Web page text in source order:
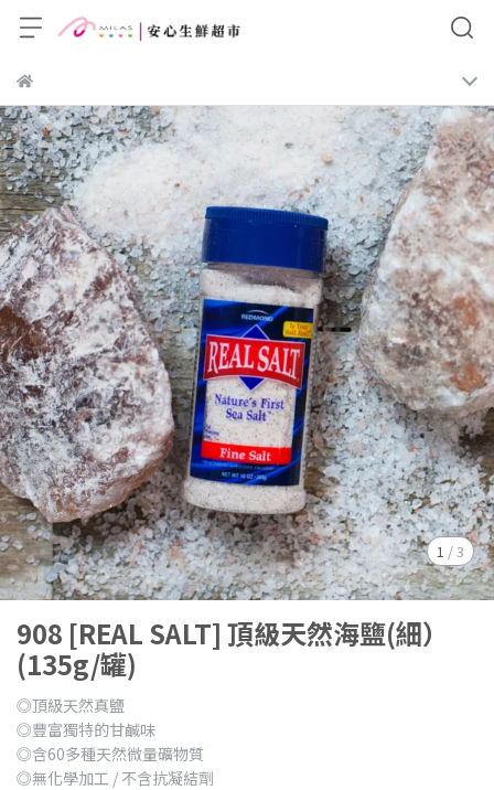
1 /3
908 [REAL SALT] 頂級天然海鹽(細）
(135g/罐)
◎頂級天然真鹽
◎豐富獨特的甘鹹味
◎含60多種天然微量礦物質
◎無化學加工 / 不含抗凝結劑